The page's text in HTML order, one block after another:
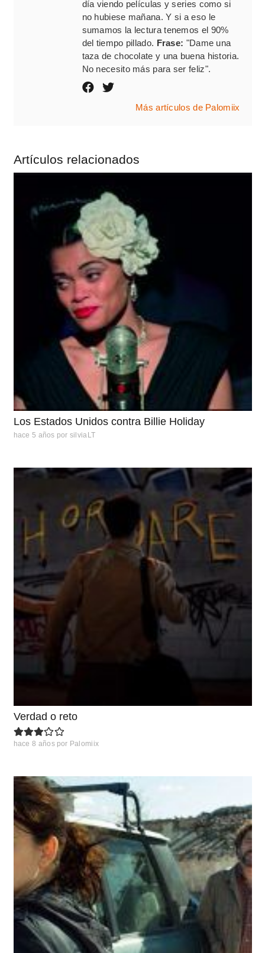
día viendo películas y series como si
no hubiese mañana. Y si a eso le
sumamos la lectura tenemos el 90%
del tiempo pillado. Frase: "Dame una
taza de chocolate y una buena historia.
No necesito más para ser feliz".
Más artículos de Palomiix
Artículos relacionados
Los Estados Unidos contra Billie Holiday
hace 5 años por silviaLT
Verdad o reto
hace 8 años por Palomiix